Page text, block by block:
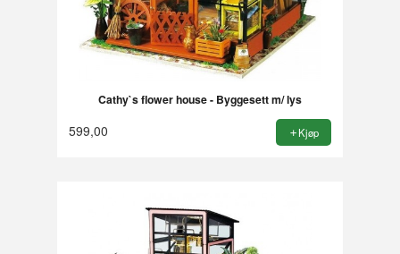
Cathy`s flower house - Byggesett m/ lys
599,00 Kjøp